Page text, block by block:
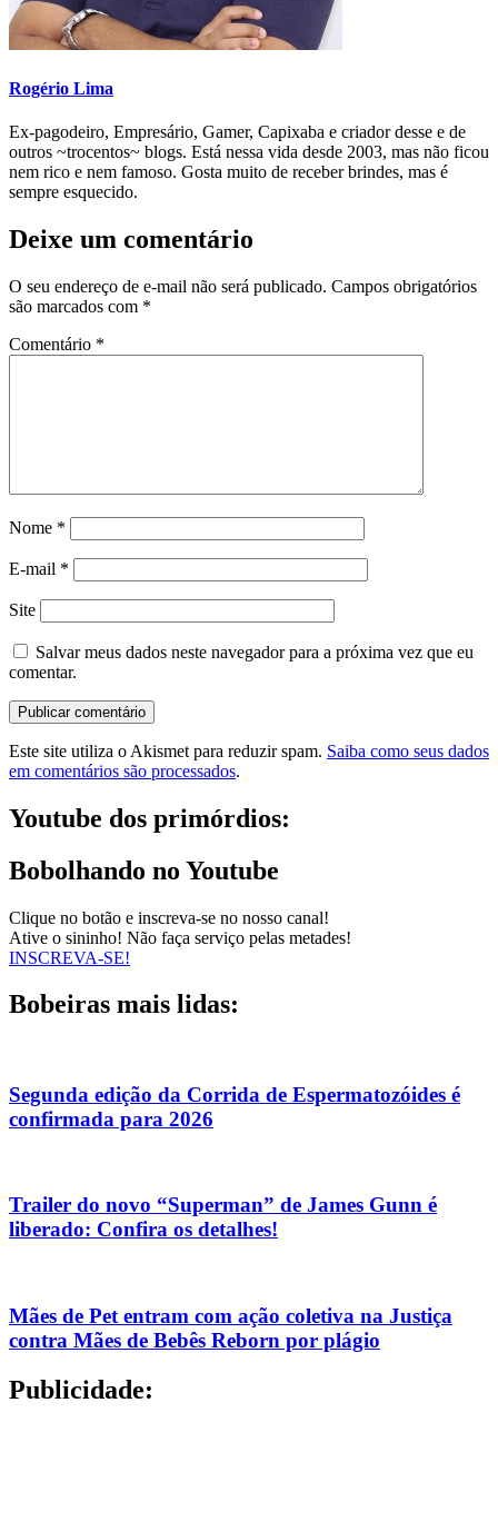
Rogério Lima
Ex-pagodeiro, Empresário, Gamer, Capixaba e criador desse e de
outros ~trocentos~ blogs. Está nessa vida desde 2003, mas não ficou
nem rico e nem famoso. Gosta muito de receber brindes, mas é
sempre esquecido.
Deixe um comentário
O seu endereço de e-mail não será publicado. Campos obrigatórios
são marcados com *
Comentário *
Nome *
E-mail *
Site
Salvar meus dados neste navegador para a próxima vez que eu
comentar.
Este site utiliza o Akismet para reduzir spam. Saiba como seus dados
em comentários são processados.
Youtube dos primórdios:
Bobolhando no Youtube
Clique no botão e inscreva-se no nosso canal!
Ative o sininho! Não faça serviço pelas metades!
INSCREVA-SE!
Bobeiras mais lidas:
Segunda edição da Corrida de Espermatozóides é
confirmada para 2026
Trailer do novo “Superman” de James Gunn é
liberado: Confira os detalhes!
Mães de Pet entram com ação coletiva na Justiça
contra Mães de Bebês Reborn por plágio
Publicidade: